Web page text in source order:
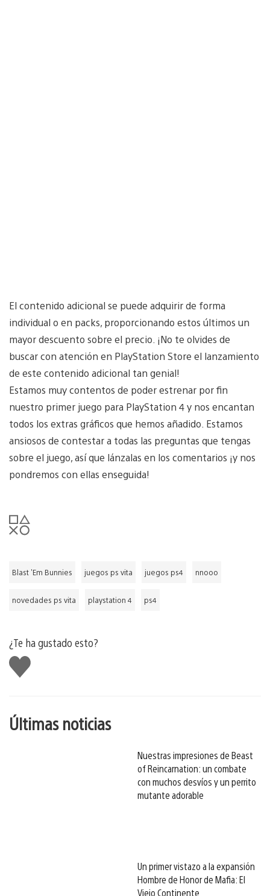
El contenido adicional se puede adquirir de forma
individual o en packs, proporcionando estos últimos un
mayor descuento sobre el precio. ¡No te olvides de
buscar con atención en PlayStation Store el lanzamiento
de este contenido adicional tan genial!
Estamos muy contentos de poder estrenar por fin
nuestro primer juego para PlayStation 4 y nos encantan
todos los extras gráficos que hemos añadido. Estamos
ansiosos de contestar a todas las preguntas que tengas
sobre el juego, así que lánzalas en los comentarios ¡y nos
pondremos con ellas enseguida!
Blast 'Em Bunnies juegos ps vita juegos ps4 nnooo
novedades ps vita playstation 4 ps4
¿Te ha gustado esto?
Me
gusta
Últimas noticias
Nuestras impresiones de Beast
of Reincarnation: un combate
con muchos desvíos y un perrito
mutante adorable
Un primer vistazo a la expansión
Hombre de Honor de Mafia: El
Viejo Continente